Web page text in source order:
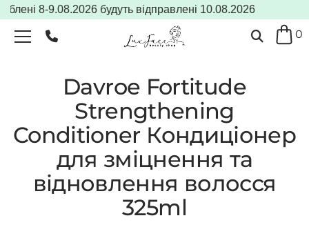
8-9.08.2026 будуть відправлені 10.08.2026
0
Davroe Fortitude
Strengthening
Conditioner Кондиціонер
для зміцнення та
відновлення волосся
325ml